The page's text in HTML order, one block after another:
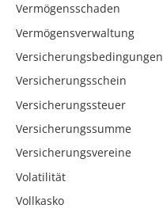
Vermögensschaden
Vermögensverwaltung
Versicherungsbedingungen
Versicherungsschein
Versicherungssteuer
Versicherungssumme
Versicherungsvereine
Volatilität
Vollkasko